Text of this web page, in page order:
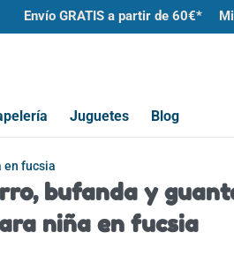
Envío GRATIS a partir de 60€*
Juguetes Blog
en fucsia
bufanda y
niña en fucsia